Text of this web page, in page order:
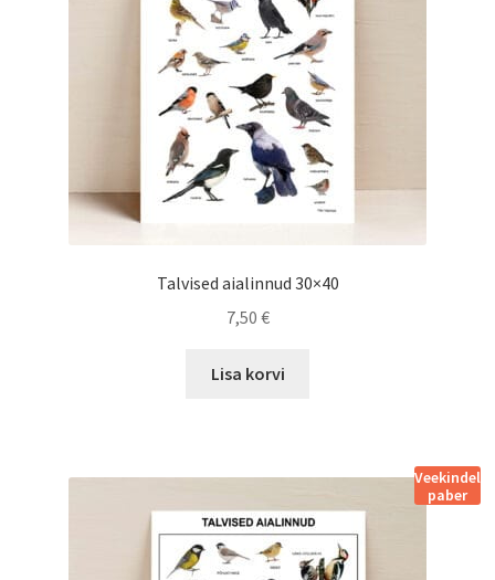
Loodusgiidi eportfoolio
Loodusgiidi portfoolio
Portfolio
Privaatsuspoliitika
Talvised aialinnud 30×40
7,50 €
Lisa korvi
Veekindel
paber